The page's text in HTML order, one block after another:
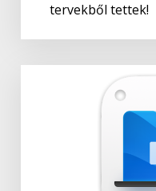
tervekből tettek!